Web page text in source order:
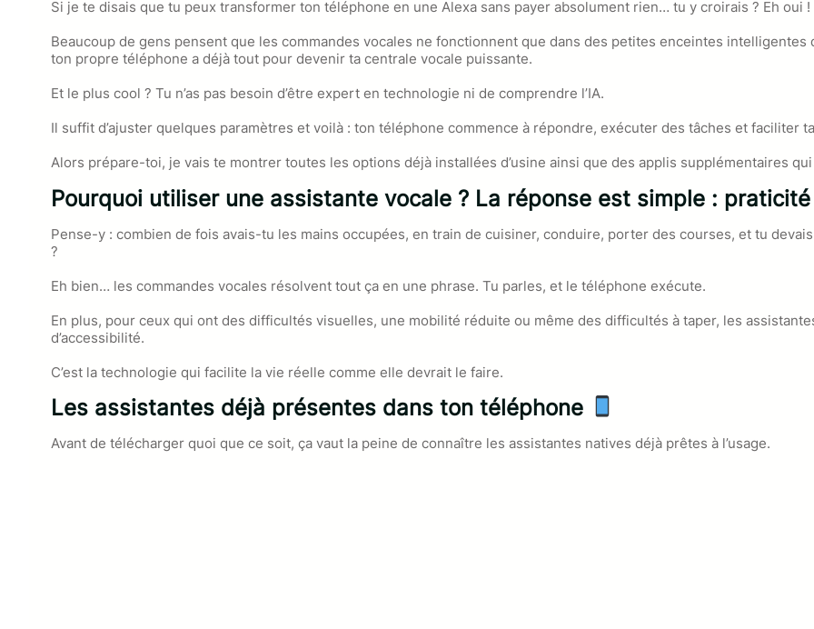
Si je te disais que tu peux transformer ton téléphone en une Alexa sans payer absolument rien… tu y croirais ? Eh oui !
Beaucoup de gens pensent que les commandes vocales ne fonctionnent que dans des petites enceintes intelligentes
ton propre téléphone a déjà tout pour devenir ta centrale vocale puissante.
Et le plus cool ? Tu n’as pas besoin d’être expert en technologie ni de comprendre l’IA.
Il suffit d’ajuster quelques paramètres et voilà : ton téléphone commence à répondre, exécuter des tâches et faciliter
Alors prépare-toi, je vais te montrer toutes les options déjà installées d’usine ainsi que des applis supplémentaires
Pourquoi utiliser une assistante vocale ? La réponse est simple : praticité
Pense-y : combien de fois avais-tu les mains occupées, en train de cuisiner, conduire, porter des courses, et tu
?
Eh bien… les commandes vocales résolvent tout ça en une phrase. Tu parles, et le téléphone exécute.
En plus, pour ceux qui ont des difficultés visuelles, une mobilité réduite ou même des difficultés à taper, les
d’accessibilité.
C’est la technologie qui facilite la vie réelle comme elle devrait le faire.
Les assistantes déjà présentes dans ton téléphone
Avant de télécharger quoi que ce soit, ça vaut la peine de connaître les assistantes natives déjà prêtes à l’usage.